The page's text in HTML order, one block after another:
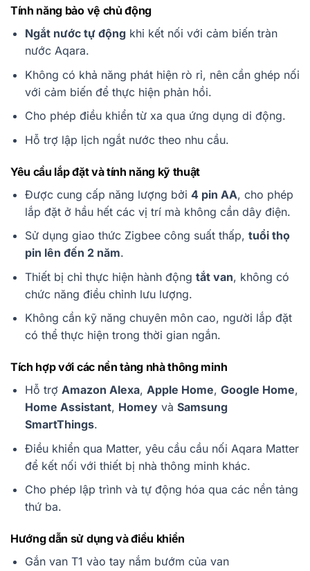
Tính năng bảo vệ chủ động
Ngắt nước tự động khi kết nối với cảm biến tràn
nước Aqara.
Không có khả năng phát hiện rò rỉ, nên cần ghép nối
với cảm biến để thực hiện phản hồi.
Cho phép điều khiển từ xa qua ứng dụng di động.
Hỗ trợ lập lịch ngắt nước theo nhu cầu.
Yêu cầu lắp đặt và tính năng kỹ thuật
Được cung cấp năng lượng bởi 4 pin AA, cho phép
lắp đặt ở hầu hết các vị trí mà không cần dây điện.
Sử dụng giao thức Zigbee công suất thấp, tuổi thọ
pin lên đến 2 năm.
Thiết bị chỉ thực hiện hành động tắt van, không có
chức năng điều chỉnh lưu lượng.
Không cần kỹ năng chuyên môn cao, người lắp đặt
có thể thực hiện trong thời gian ngắn.
Tích hợp với các nền tảng nhà thông minh
Hỗ trợ Amazon Alexa, Apple Home, Google Home,
Home Assistant, Homeyvà Samsung
SmartThings.
Điều khiển qua Matter, yêu cầu cầu nối Aqara Matter
để kết nối với thiết bị nhà thông minh khác.
Cho phép lập trình và tự động hóa qua các nền tảng
thứ ba.
Hướng dẫn sử dụng và điều khiển
Gắn van T1 vào tay nắm bướm của van